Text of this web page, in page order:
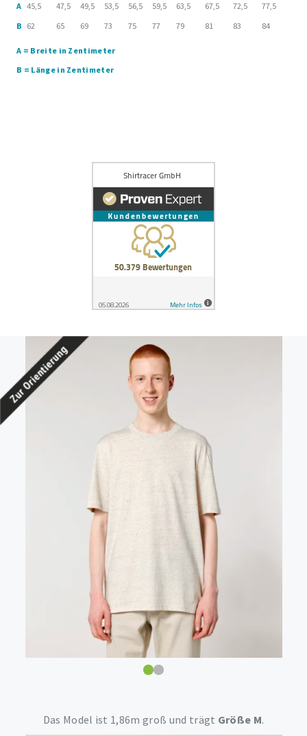
A 45,5 47,5 49,5 53,5 56,5 59,5 63,5 67,5 72,5
77,5
B 62 65 69 73 75 77 79 81 83 84
A = Breite in Zentimeter
B = Länge in Zentimeter
Das Model ist 1,86m groß und trägt Größe M.